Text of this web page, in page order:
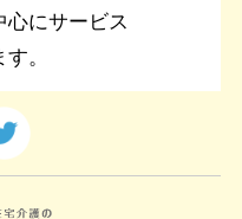
心にサービス
。